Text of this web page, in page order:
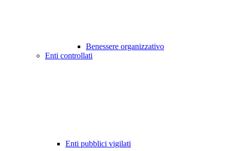
Benessere organizzativo
Enti controllati
Enti pubblici vigilati